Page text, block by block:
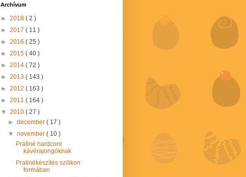
Archívum
► 2018 ( 2 )
► 2017 ( 11 )
► 2016 ( 25 )
► 2015 ( 40 )
► 2014 ( 72 )
► 2013 ( 143 )
► 2012 ( 163 )
► 2011 ( 164 )
▼ 2010 ( 27 )
►december( 17 )
▼november( 10 )
Praliné hardcore
kávérajongóknak
Pralinékészítés szilikon
formában